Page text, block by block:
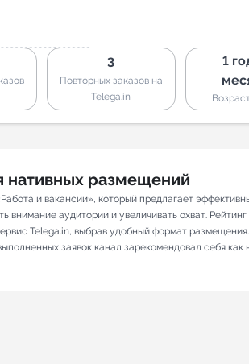
3
Повторных заказов на
Telega.in
1
нативных размещений
и вакансии», который предлагает
внимание аудитории и увеличивать охват.
Telega.in, выбрав удобный формат
заявок канал зарекомендовал себя